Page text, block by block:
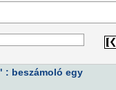
: beszámoló egy